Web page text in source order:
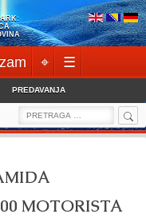
⌖ ☰
PREDAVANJA
Search
for:
MOTORISTA